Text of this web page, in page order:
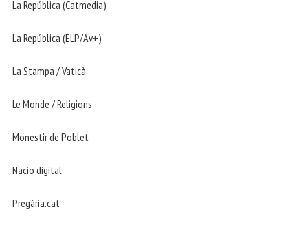
La República (Catmedia)
La República (ELP/Av+)
La Stampa / Vaticà
Le Monde / Religions
Monestir de Poblet
Nacio digital
Pregària.cat